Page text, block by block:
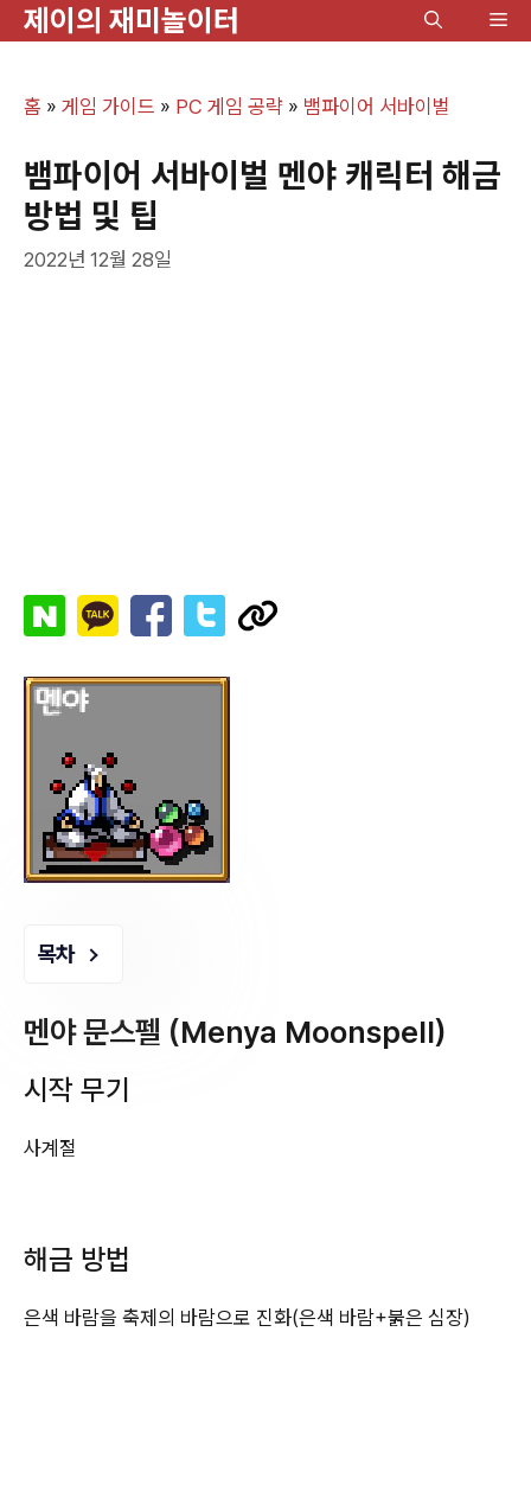
제이의 재미놀이터
메
홈 » 게임 가이드 » PC 게임 공략 » 뱀파이어 서바이벌
뱀파이어 서바이벌 멘야 캐릭터 해금
방법 및 팁
2022년 12월 28일
목차
멘야 문스펠 (Menya Moonspell)
시작 무기
사계절
해금 방법
은색 바람을 축제의 바람으로 진화(은색 바람+붉은 심장)